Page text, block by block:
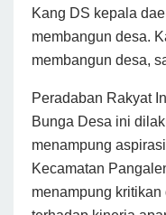
Kang DS kepala
membangun desa.
membangun desa,
Peradaban Rakyat
Bunga Desa ini
menampung
Kecamatan
menampung